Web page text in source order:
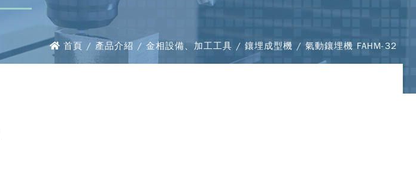
首頁 / 產品介紹 / 金相設備、加工工具 / 鑲埋成型機 / 氣動鑲埋機 FAHM-32